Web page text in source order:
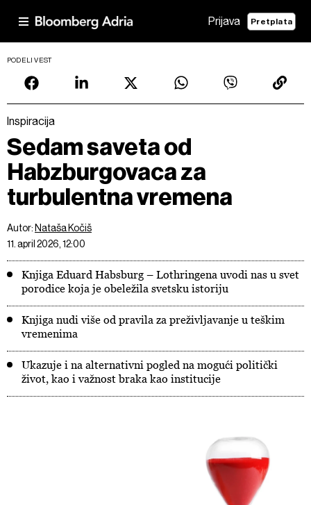
Prijava Pretplata
PODELI VEST
Inspiracija
Sedam saveta od
Habzburgovaca za
turbulentna vremena
Autor: Nataša Kočiš
11. april 2026, 12:00
Knjiga Eduard Habsburg – Lothringena uvodi nas u svet
porodice koja je obeležila svetsku istoriju
Knjiga nudi više od pravila za preživljavanje u teškim
vremenima
Ukazuje i na alternativni pogled na mogući politički
život, kao i važnost braka kao institucije